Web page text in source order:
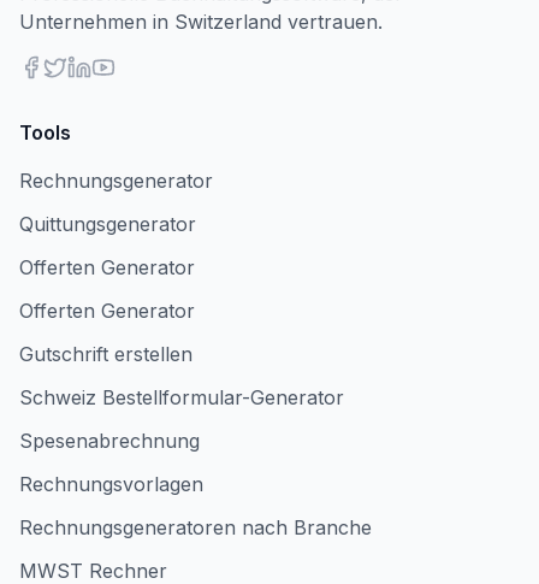
Unternehmen in Switzerland vertrauen.
Tools
Rechnungsgenerator
Quittungsgenerator
Offerten Generator
Offerten Generator
Gutschrift erstellen
Schweiz Bestellformular-Generator
Spesenabrechnung
Rechnungsvorlagen
Rechnungsgeneratoren nach Branche
MWST Rechner